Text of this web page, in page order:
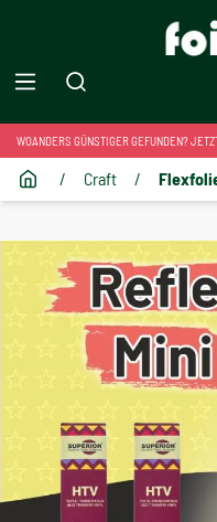
WOANDERS GÜNSTIGER GEFUNDEN?
/ Craft /